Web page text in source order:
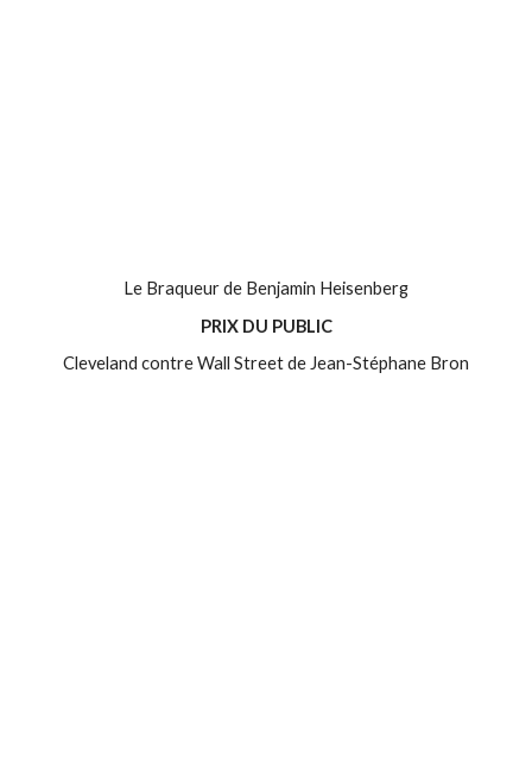
Le Braqueur de Benjamin Heisenberg
PRIX DU PUBLIC
Cleveland contre Wall Street de Jean-Stéphane Bron